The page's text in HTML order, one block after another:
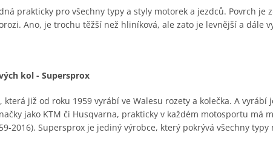
prakticky pro všechny typy a styly motorek a jezdců. Povrch je
Ano, je trochu těžší než hliníková, ale zato je levnější a dále
kol - Supersprox
již od roku 1959 vyrábí ve Walesu rozety a kolečka. A vyrábí
jako KTM či Husqvarna, prakticky v každém motosportu má
2016). Supersprox je jediný výrobce, který pokrývá všechny typy